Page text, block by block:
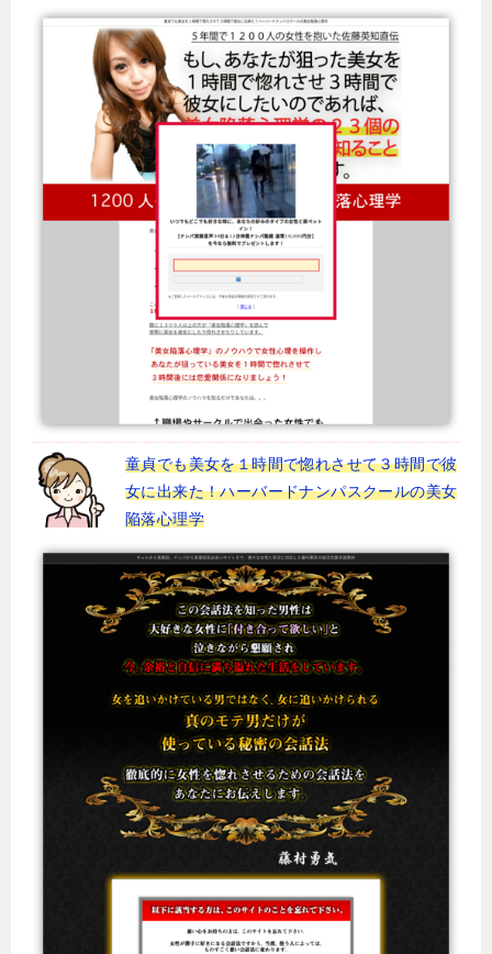
童貞でも美女を１時間で惚れさせて３時間で彼
女に出来た！ハーバードナンパスクールの美女
陥落心理学